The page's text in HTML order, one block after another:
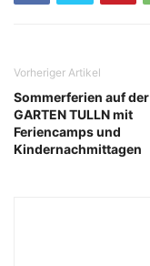
Vorheriger Artikel
Sommerferien auf der
GARTEN TULLN mit
Feriencamps und
Kindernachmittagen